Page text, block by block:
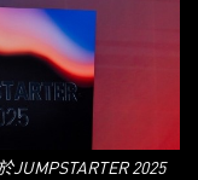
JUMPSTARTER 2025